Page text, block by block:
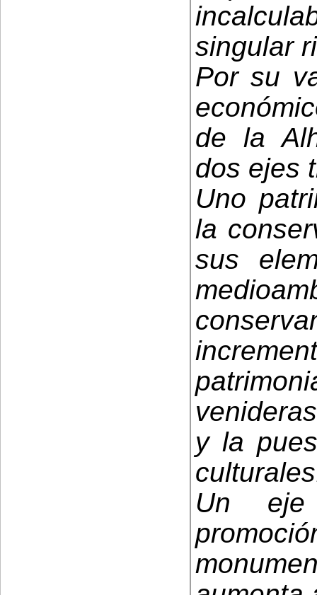
singular
Por su
de la
dos ejes
Uno
la
sus
y la
Un eje